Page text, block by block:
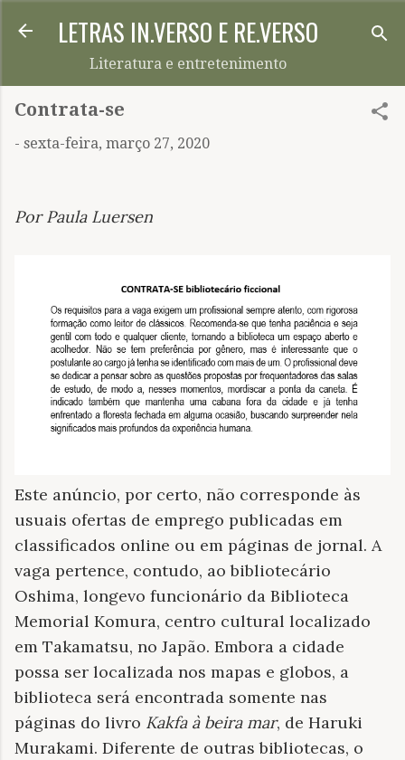
Pular para o conteúdo principal
LETRAS IN.VERSO E RE.VERSO
Literatura e entretenimento
Contrata-se
- sexta-feira, março 27, 2020
Por Paula Luersen
Este anúncio, por certo, não corresponde às
usuais ofertas de emprego publicadas em
classificados online ou em páginas de jornal. A
vaga pertence, contudo, ao bibliotecário
Oshima, longevo funcionário da Biblioteca
Memorial Komura, centro cultural localizado
em Takamatsu, no Japão. Embora a cidade
possa ser localizada nos mapas e globos, a
biblioteca será encontrada somente nas
páginas do livro Kakfa à beira mar, de Haruki
Murakami. Diferente de outras bibliotecas, o